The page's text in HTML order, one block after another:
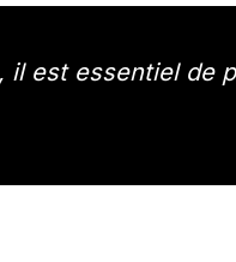
il est essentiel de